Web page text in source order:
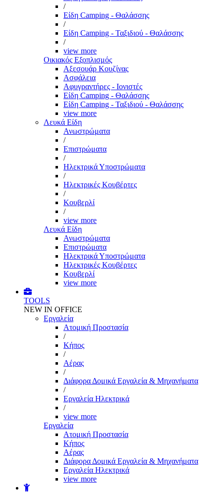
/
Είδη Camping - Θαλάσσης
/
Είδη Camping - Ταξιδιού - Θαλάσσης
/
view more
Οικιακός Εξοπλισμός
Αξεσουάρ Κουζίνας
Ασφάλεια
Αφυγραντήρες - Ιονιστές
Είδη Camping - Θαλάσσης
Είδη Camping - Ταξιδιού - Θαλάσσης
view more
Λευκά Είδη
Ανωστρώματα
/
Επιστρώματα
/
Ηλεκτρικά Υποστρώματα
/
Ηλεκτρικές Κουβέρτες
/
Κουβερλί
/
view more
Λευκά Είδη
Ανωστρώματα
Επιστρώματα
Ηλεκτρικά Υποστρώματα
Ηλεκτρικές Κουβέρτες
Κουβερλί
view more
TOOLS
NEW IN OFFICE
Εργαλεία
Aτομική Προστασία
/
Kήπος
/
Αέρας
/
Διάφορα Δομικά Εργαλεία & Μηχανήματα
/
Εργαλεία Ηλεκτρικά
/
view more
Εργαλεία
Aτομική Προστασία
Kήπος
Αέρας
Διάφορα Δομικά Εργαλεία & Μηχανήματα
Εργαλεία Ηλεκτρικά
view more